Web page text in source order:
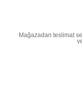
Mağazadan teslimat